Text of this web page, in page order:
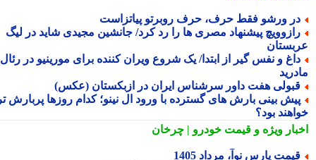
ورشو فقط حرف، حرف روبرتو پیاتزاست
پیشنهاد مصری ها را رد کرد/ جانشین مجیدی شاید در لیگ
و نفس گیر از ابتدا/ یک شروع ویران کننده برای مورینیو در رئال
هفت داور سرشناس ایران در ازبکستان (عکس)
بینی بارش های گسترده با ورود ال نینو؛ کدام روزها پربارش تر
بود؟
ویژهو قیمت خودرو | چرخان
پارس نوآ، مرداد 1405